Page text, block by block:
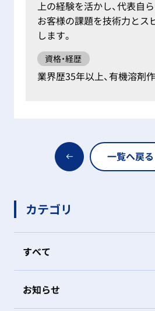
上の経験を活かし、代表自
お客様の課題を技術力とス
します。
資格・経歴
業界歴35年以上、有機溶剤
一覧へ戻る
カテゴリ
すべて
お知らせ